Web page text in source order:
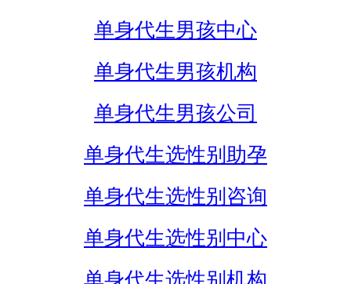
单身代生男孩中心
单身代生男孩机构
单身代生男孩公司
单身代生选性别助孕
单身代生选性别咨询
单身代生选性别中心
单身代生选性别机构